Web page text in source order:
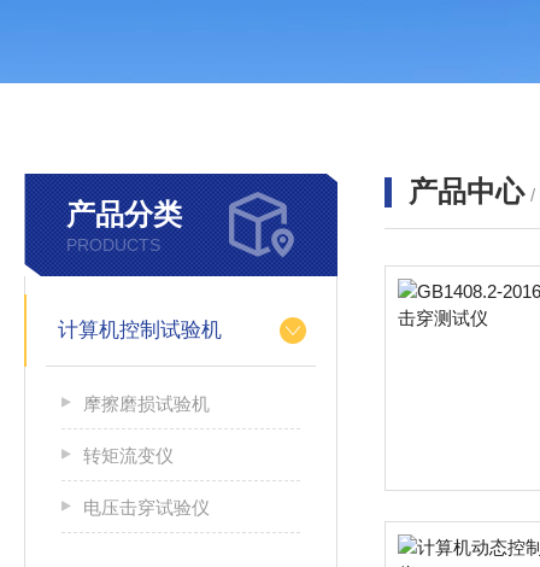
产品分类
PRODUCTS
计算机控制试验机
摩擦磨损试验机
转矩流变仪
电压击穿试验仪
产品中心 /